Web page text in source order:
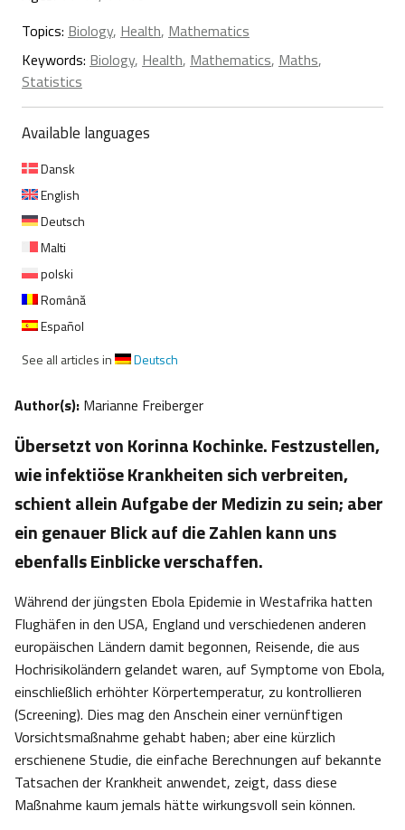
Topics: Biology, Health, Mathematics
Keywords: Biology, Health, Mathematics, Maths,
Statistics
Available languages
Dansk
English
Deutsch
Malti
polski
Română
Español
See all articles in
Deutsch
Author(s): Marianne Freiberger
Übersetzt von Korinna Kochinke. Festzustellen,
wie infektiöse Krankheiten sich verbreiten,
schient allein Aufgabe der Medizin zu sein; aber
ein genauer Blick auf die Zahlen kann uns
ebenfalls Einblicke verschaffen.
Während der jüngsten Ebola Epidemie in Westafrika hatten
Flughäfen in den USA, England und verschiedenen anderen
europäischen Ländern damit begonnen, Reisende, die aus
Hochrisikoländern gelandet waren, auf Symptome von Ebola,
einschließlich erhöhter Körpertemperatur, zu kontrollieren
(Screening). Dies mag den Anschein einer vernünftigen
Vorsichtsmaßnahme gehabt haben; aber eine kürzlich
erschienene Studie, die einfache Berechnungen auf bekannte
Tatsachen der Krankheit anwendet, zeigt, dass diese
Maßnahme kaum jemals hätte wirkungsvoll sein können.